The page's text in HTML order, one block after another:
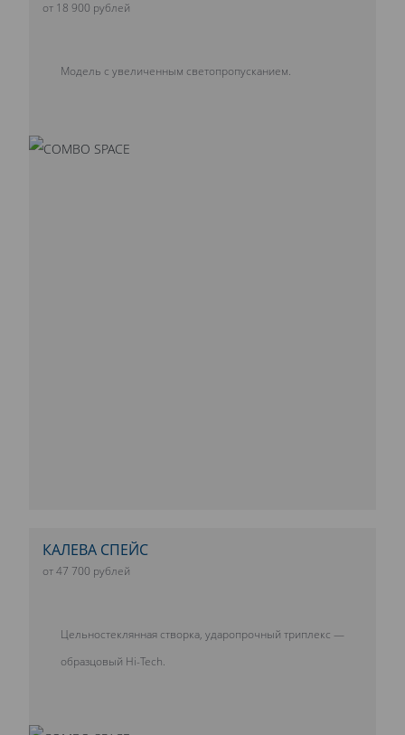
от 18 900 рублей
Модель с увеличенным светопропусканием.
КАЛЕВА СПЕЙС
от 47 700 рублей
Цельностеклянная створка, ударопрочный триплекс —
образцовый Hi-Tech.